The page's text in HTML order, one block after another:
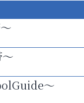
～